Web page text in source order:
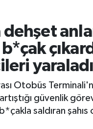
yaraladı
Otobüs
güvenlik
saldıran şahıs
Durumu ve Fikstür